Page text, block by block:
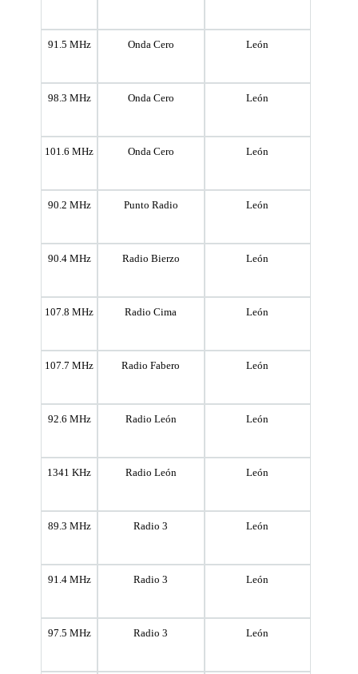
91.5 MHz Onda Cero León
98.3 MHz Onda Cero León
101.6 MHz Onda Cero León
90.2 MHz Punto Radio León
90.4 MHz Radio Bierzo León
107.8 MHz Radio Cima León
107.7 MHz Radio Fabero León
92.6 MHz Radio León León
1341 KHz Radio León León
89.3 MHz Radio 3 León
91.4 MHz Radio 3 León
97.5 MHz Radio 3 León